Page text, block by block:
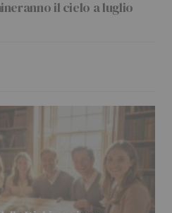
il cielo a luglio